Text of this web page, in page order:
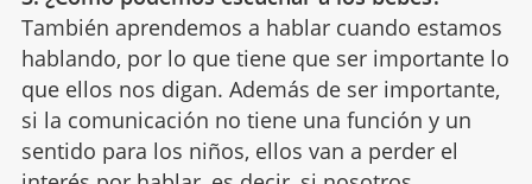
También aprendemos a hablar cuando estamos
hablando, por lo que tiene que ser importante lo
que ellos nos digan. Además de ser importante,
si la comunicación no tiene una función y un
sentido para los niños, ellos van a perder el